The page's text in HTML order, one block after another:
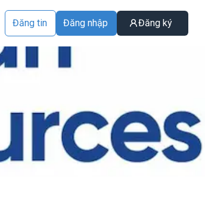
Đăng tin Đăng nhập Đăng ký